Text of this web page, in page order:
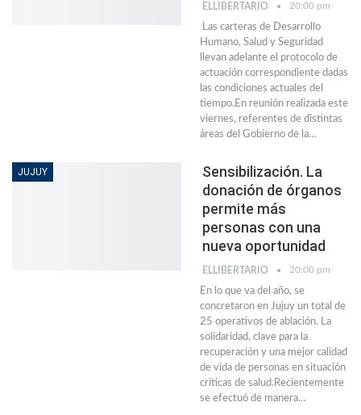
ELLIBERTARIO 20:00 pm
Las carteras de Desarrollo
Humano, Salud y Seguridad
llevan adelante el protocolo de
actuación correspondiente dadas
las condiciones actuales del
tiempo.En reunión realizada este
viernes, referentes de distintas
áreas del Gobierno de la…
JUJUY
Sensibilización. La
donación de órganos
permite más
personas con una
nueva oportunidad
ELLIBERTARIO 20:00 pm
En lo que va del año, se
concretaron en Jujuy un total de
25 operativos de ablación. La
solidaridad, clave para la
recuperación y una mejor calidad
de vida de personas en situación
críticas de salud.Recientemente
se efectuó de manera…